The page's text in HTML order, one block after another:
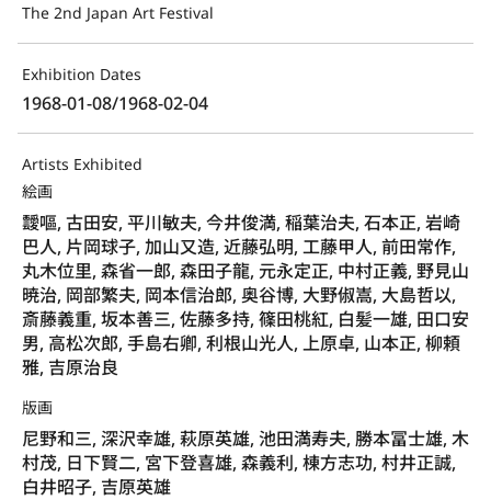
The 2nd Japan Art Festival
Exhibition Dates
1968-01-08/1968-02-04
Artists Exhibited
絵画
靉嘔, 古田安, 平川敏夫, 今井俊満, 稲葉治夫, 石本正, 岩崎
巴人, 片岡球子, 加山又造, 近藤弘明, 工藤甲人, 前田常作,
丸木位里, 森省一郎, 森田子龍, 元永定正, 中村正義, 野見山
暁治, 岡部繁夫, 岡本信治郎, 奥谷博, 大野俶嵩, 大島哲以,
斎藤義重, 坂本善三, 佐藤多持, 篠田桃紅, 白髪一雄, 田口安
男, 高松次郎, 手島右卿, 利根山光人, 上原卓, 山本正, 柳頼
雅, 吉原治良
版画
尼野和三, 深沢幸雄, 萩原英雄, 池田満寿夫, 勝本冨士雄, 木
村茂, 日下賢二, 宮下登喜雄, 森義利, 棟方志功, 村井正誠,
白井昭子, 吉原英雄